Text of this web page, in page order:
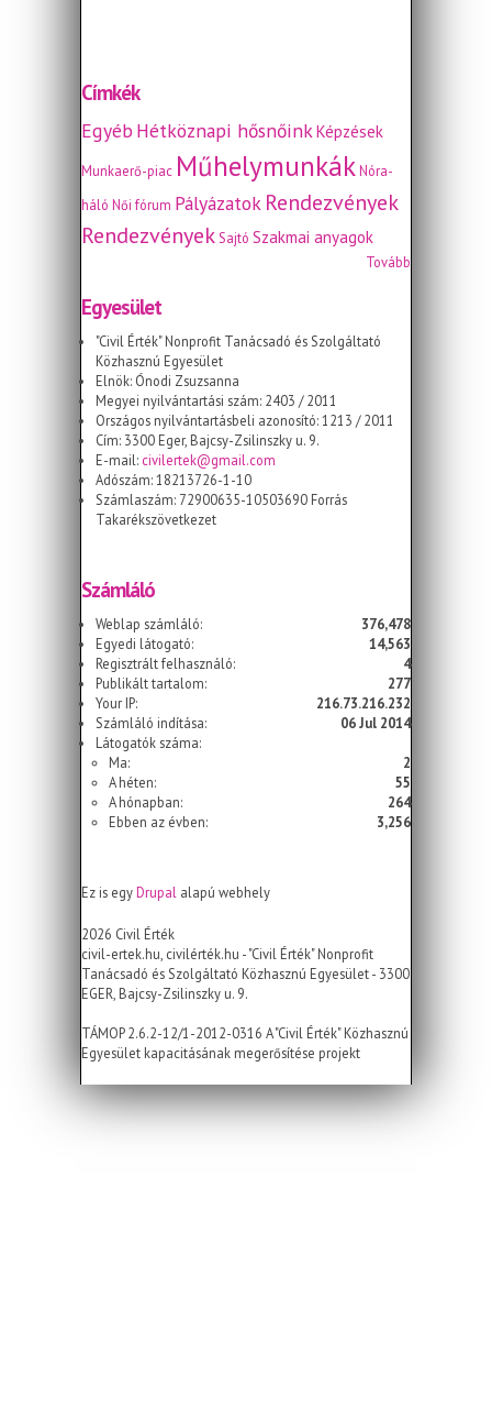
Címkék
EgyébHétköznapi hősnőinkKépzések
Munkaerő-piac MűhelymunkákNóra-
háló Női fórum Pályázatok Rendezvények
Rendezvények Sajtó Szakmai anyagok
Tovább
Egyesület
"Civil Érték" Nonprofit Tanácsadó és Szolgáltató
Közhasznú Egyesület
Elnök: Ónodi Zsuzsanna
Megyei nyilvántartási szám: 2403 / 2011
Országos nyilvántartásbeli azonosító: 1213 / 2011
Cím: 3300 Eger, Bajcsy-Zsilinszky u. 9.
E-mail: civilertek@gmail.com
Adószám: 18213726-1-10
Számlaszám: 72900635-10503690 Forrás
Takarékszövetkezet
Számláló
Weblap számláló:
376,478
Egyedi látogató:
14,563
Regisztrált felhasználó:
4
Publikált tartalom:
277
Your IP:
216.73.216.232
Számláló indítása:
06 Jul 2014
Látogatók száma:
Ma:
2
A héten:
55
A hónapban:
264
Ebben az évben:
3,256
Ez is egyDrupal alapú webhely
2026 Civil Érték
civil-ertek.hu, civilérték.hu - "Civil Érték" Nonprofit
Tanácsadó és Szolgáltató Közhasznú Egyesület - 3300
EGER, Bajcsy-Zsilinszky u. 9.
TÁMOP 2.6.2-12/1-2012-0316 A "Civil Érték" Közhasznú
Egyesület kapacitásának megerősítése projekt